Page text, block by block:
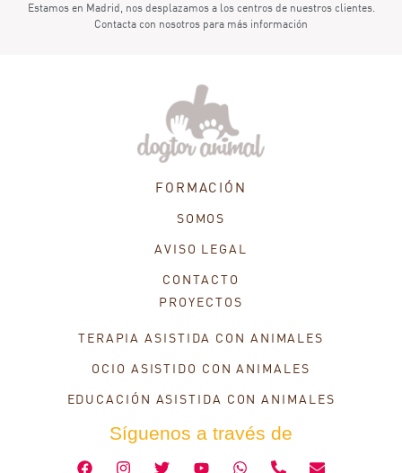
Estamos en Madrid, nos desplazamos a los centros de nuestros clientes.
Contacta con nosotros para más información
FORMACIÓN
SOMOS
AVISO LEGAL
CONTACTO
PROYECTOS
TERAPIA ASISTIDA CON ANIMALES
OCIO ASISTIDO CON ANIMALES
EDUCACIÓN ASISTIDA CON ANIMALES
Síguenos a través de